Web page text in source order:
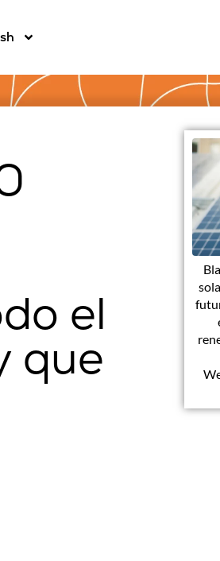
el
que